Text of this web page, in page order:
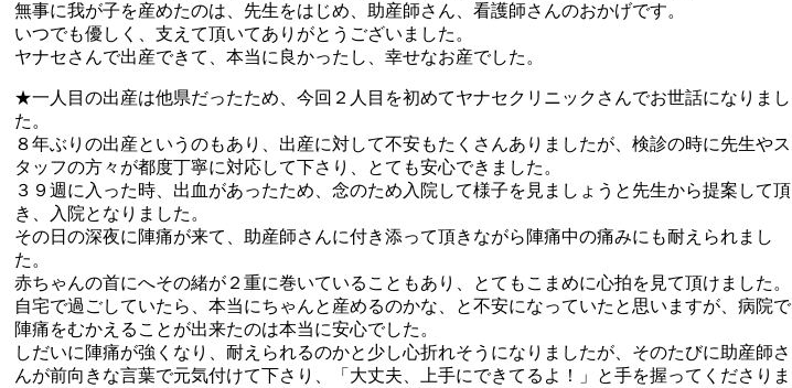
無事に我が子を産めたのは、先生をはじめ、助産師さん、看護師さんのおかげです。
いつでも優しく、支えて頂いてありがとうございました。
ヤナセさんで出産できて、本当に良かったし、幸せなお産でした。
★一人目の出産は他県だったため、今回２人目を初めてヤナセクリニックさんでお世話になりまし
た。
８年ぶりの出産というのもあり、出産に対して不安もたくさんありましたが、検診の時に先生やス
タッフの方々が都度丁寧に対応して下さり、とても安心できました。
３９週に入った時、出血があったため、念のため入院して様子を見ましょうと先生から提案して頂
き、入院となりました。
その日の深夜に陣痛が来て、助産師さんに付き添って頂きながら陣痛中の痛みにも耐えられまし
た。
赤ちゃんの首にへその緒が２重に巻いていることもあり、とてもこまめに心拍を見て頂けました。
自宅で過ごしていたら、本当にちゃんと産めるのかな、と不安になっていたと思いますが、病院で
陣痛をむかえることが出来たのは本当に安心でした。
しだいに陣痛が強くなり、耐えられるのかと少し心折れそうになりましたが、そのたびに助産師さ
んが前向きな言葉で元気付けて下さり、「大丈夫、上手にできてるよ！」と手を握ってくださりま